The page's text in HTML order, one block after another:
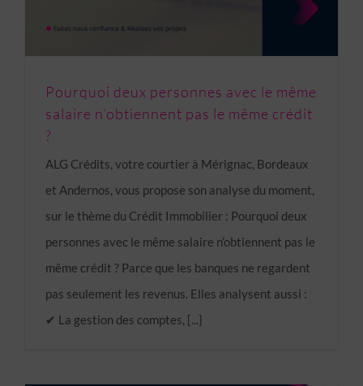
Pourquoi deux personnes avec le même
salaire n’obtiennent pas le même crédit
?
ALG Crédits, votre courtier à Mérignac, Bordeaux
et Andernos, vous propose son analyse du moment,
sur le thème du Crédit Immobilier : Pourquoi deux
personnes avec le même salaire n’obtiennent pas le
même crédit ? Parce que les banques ne regardent
pas seulement les revenus. Elles analysent aussi :
✔ La gestion des comptes, [...]